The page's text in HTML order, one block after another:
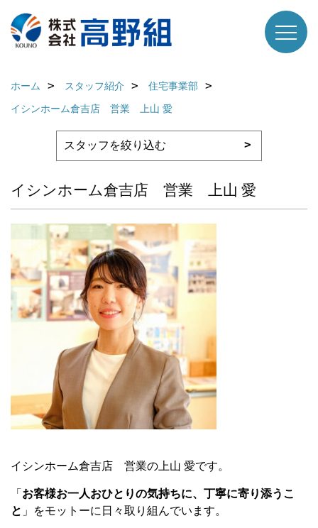
ホーム スタッフ紹介
住宅事業部
イシンホーム倉吉店 営業 上山 愛
イシンホーム倉吉店 営業 上山 愛
イシンホーム倉吉店 営業の上山 愛です。
「 お客様お一人おひとりの気持ちに、丁寧に寄り添うこ
と 」をモットーに日々取り組んでいます。